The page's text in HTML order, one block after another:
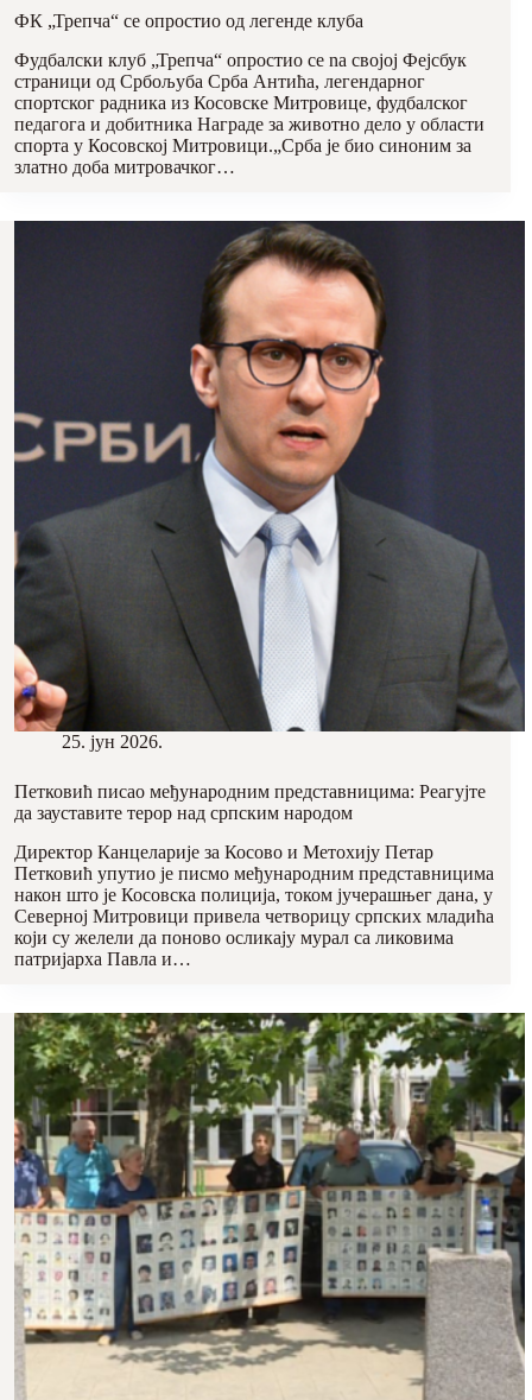
ФК „Трепча“ се опростио од легенде клуба
Фудбалски клуб „Трепча“ опростио се na својој Фејсбук
страници од Србољуба Срба Антића, легендарног
спортског радника из Косовске Митровице, фудбалског
педагога и добитника Награде за животно дело у области
спорта у Косовској Митровици.„Срба је био синоним за
златно доба митровачког…
25. јун 2026.
Петковић писао међународним представницима: Реагујте
да зауставите терор над српским народом
Директор Канцеларије за Косово и Метохију Петар
Петковић упутио је писмо међународним представницима
након што је Косовска полиција, током јучерашњег дана, у
Северној Митровици привела четворицу српских младића
који су желели да поново осликају мурал са ликовима
патријарха Павла и…